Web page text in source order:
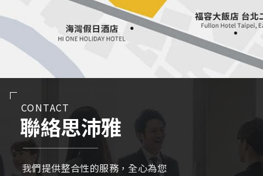
CONTACT
聯絡思沛雅
我們提供整合性的服務，全心為您